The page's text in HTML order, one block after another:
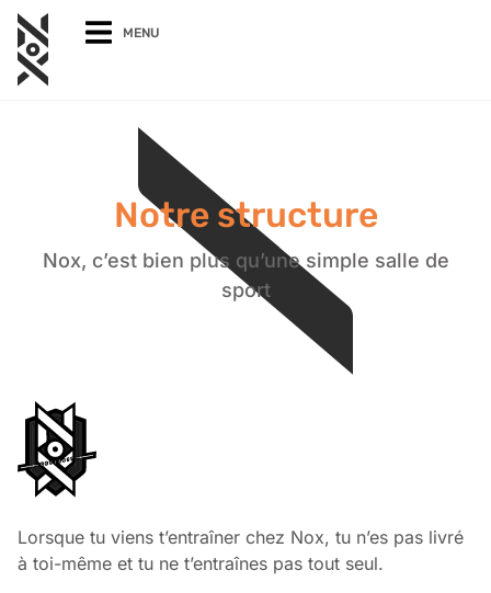
MENU
Notre structure
Nox, c’est bien plus qu’une simple salle de
sport
Lorsque tu viens t’entraîner chez Nox, tu n’es pas livré
à toi-même et tu ne t’entraînes pas tout seul.